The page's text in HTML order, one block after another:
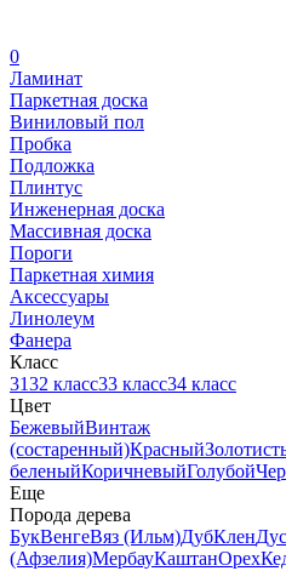
0
Ламинат
Паркетная доска
Виниловый пол
Пробка
Подложка
Плинтус
Инженерная доска
Массивная доска
Пороги
Паркетная химия
Аксессуары
Линолеум
Фанера
Класс
3132 класс33 класс34 класс
Цвет
БежевыйВинтаж
(состаренный)Красный
беленыйКоричневыйГолубой
Еще
Порода дерева
БукВенгеВяз (Ильм)ДубКлен
(Афзелия)МербауКаштанОрех